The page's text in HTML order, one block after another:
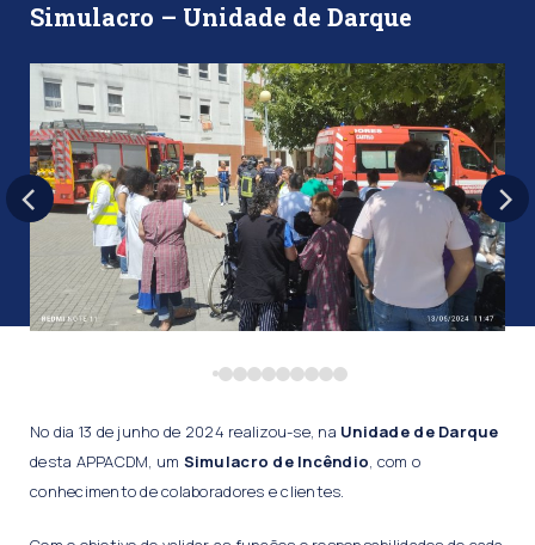
Simulacro – Unidade de Darque
No dia 13 de junho de 2024 realizou-se, na Unidade de Darque
desta APPACDM, um Simulacro de Incêndio, com o
conhecimento de colaboradores e clientes.